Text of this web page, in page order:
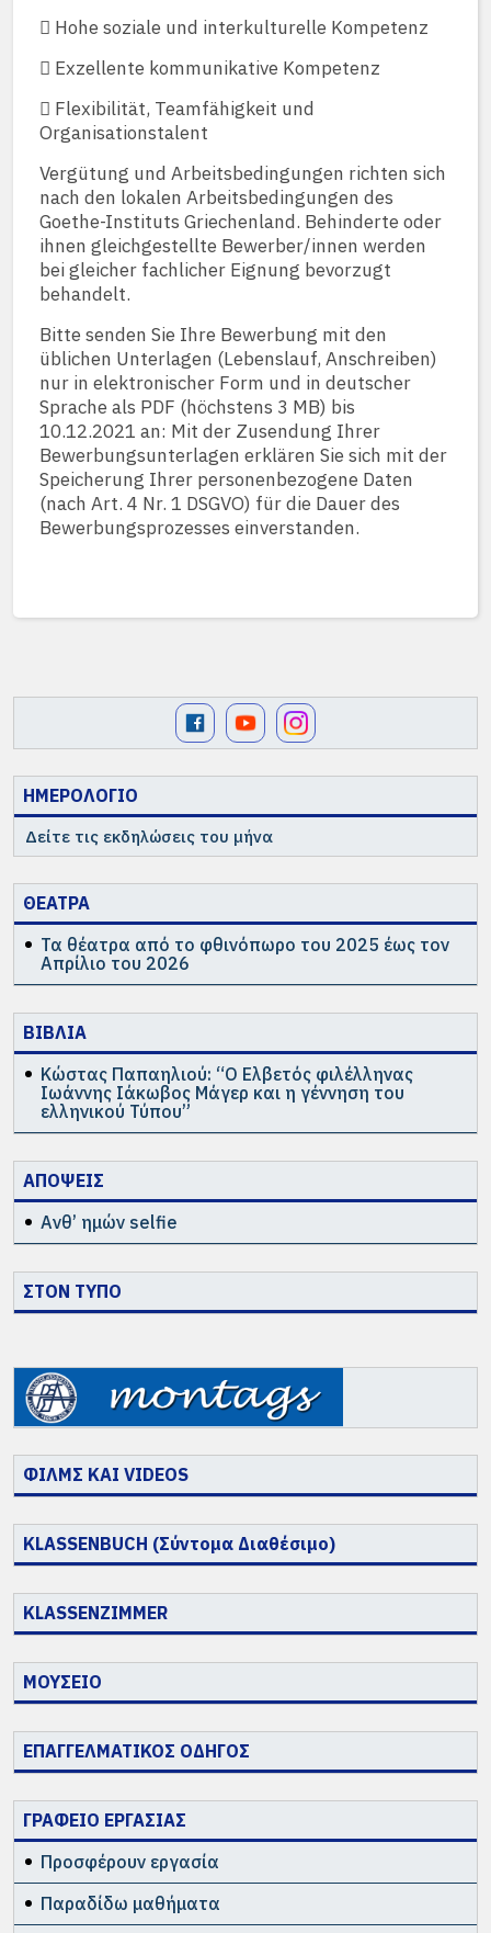
ΗΜΕΡΟΛΟΓΙΟ
Δείτε τις εκδηλώσεις του μήνα
ΘΕΑΤΡΑ
Τα θέατρα από το φθινόπωρο του 2025 έως τον
Απρίλιο του 2026
ΒΙΒΛΙΑ
Κώστας Παπαηλιού: “Ο Ελβετός φιλέλληνας
Ιωάννης Ιάκωβος Μάγερ και η γέννηση του
ελληνικού Τύπου”
ΑΠΟΨΕΙΣ
Ανθ’ ημών selfie
ΣΤΟΝ ΤΥΠΟ
 Hohe soziale und interkulturelle Kompetenz
 Exzellente kommunikative Kompetenz
 Flexibilität, Teamfähigkeit und
Organisationstalent
Vergütung und Arbeitsbedingungen richten sich
nach den lokalen Arbeitsbedingungen des
Goethe-Instituts Griechenland. Behinderte oder
ihnen gleichgestellte Bewerber/innen werden
bei gleicher fachlicher Eignung bevorzugt
behandelt.
Bitte senden Sie Ihre Bewerbung mit den
üblichen Unterlagen (Lebenslauf, Anschreiben)
nur in elektronischer Form und in deutscher
Sprache als PDF (höchstens 3 MB) bis
10.12.2021 an: Mit der Zusendung Ihrer
Bewerbungsunterlagen erklären Sie sich mit der
Speicherung Ihrer personenbezogene Daten
(nach Art. 4 Nr. 1 DSGVO) für die Dauer des
Bewerbungsprozesses einverstanden.
ΦΙΛΜΣ ΚΑΙ VIDEOS
KLASSENBUCH (Σύντομα Διαθέσιμο)
KLASSENZIMMER
ΜΟΥΣΕΙΟ
ΕΠΑΓΓΕΛΜΑΤΙΚΟΣ ΟΔΗΓΟΣ
ΓΡΑΦΕΙΟ ΕΡΓΑΣΙΑΣ
Προσφέρουν εργασία
Παραδίδω μαθήματα